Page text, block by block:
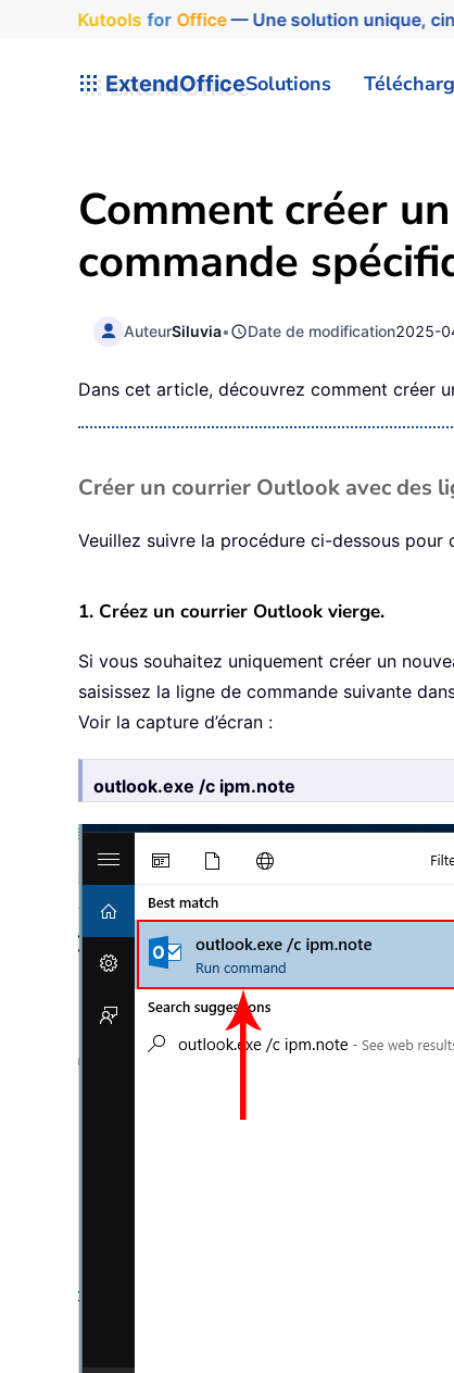
Kutools for Office— Une solution unique,
ExtendOfficeSolutions
Comment créer
commande
AuteurSiluvia• Date de modification2025-
Dans cet article, découvrez comment créer
Créer un courrier Outlook avec des
Veuillez suivre la procédure ci-dessous pour
1. Créez un courrier Outlook vierge.
Si vous souhaitez uniquement créer un
saisissez la ligne de commande suivante
Voir la capture d’écran :
outlook.exe /c ipm.note